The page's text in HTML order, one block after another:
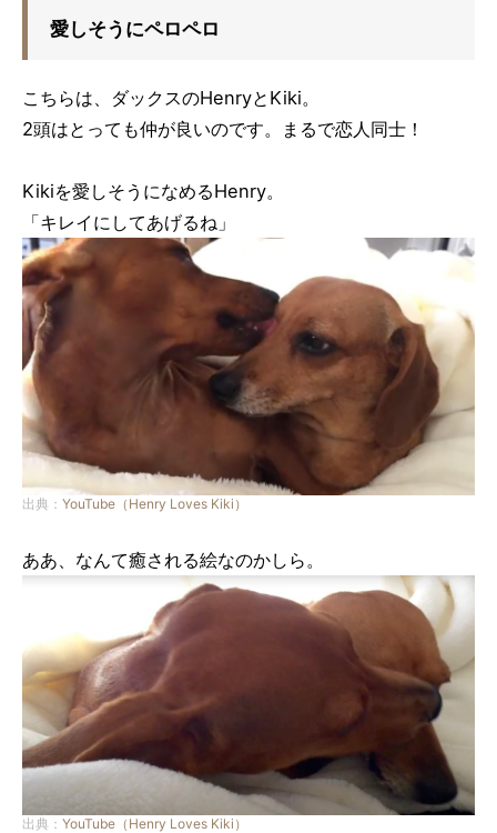
愛しそうにペロペロ
こちらは、ダックスのHenryとKiki。
2頭はとっても仲が良いのです。まるで恋人同士！
Kikiを愛しそうになめるHenry。
「キレイにしてあげるね」
出典： YouTube（Henry Loves Kiki）
ああ、なんて癒される絵なのかしら。
出典： YouTube（Henry Loves Kiki）